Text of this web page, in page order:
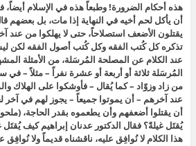
هذه أحكام الضرورة! وطبعاً هذه في الإسلام أيضاً،
أن يأكل لحم أخيه في النهاية إذا مات، بل بعضهم
يقتلون الأضعف استصلاحاً، حتى لا يهلكوا من عند
تذكره كل كُتب الفقه وكل كُتب أصول الفقه لكن
عند الكلام عن المصلحة المُرسَلة، من الأمثلة
المُرسَلة ثلاثة أو أربعة أو عشرة نفراً – مثلاً –
من زاد وزوّاد – كما يُقال – فأوشكوا على الهلاك
عند آخرهم – أن يموتوا جميعاً – يجوز لهم في آخر
أن يقتلوا أضعفهم وأن يطعموه بقدر الحاجة،
يُقتَل غيلةً؟ فقال الدكتور عدنان إبراهيم كيف
هذا الكلام لا نُوافِق عليه، ناقشناه قديماً ولا نُوافِق